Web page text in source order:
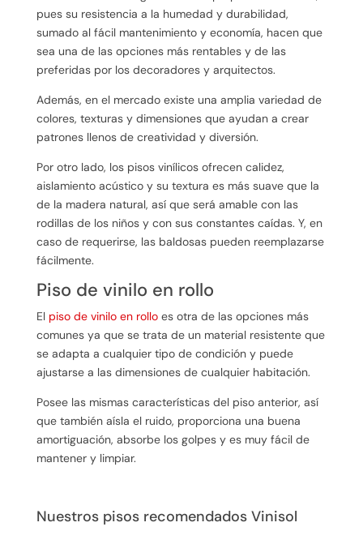
pues su resistencia a la humedad y durabilidad,
sumado al fácil mantenimiento y economía, hacen que
sea una de las opciones más rentables y de las
preferidas por los decoradores y arquitectos.
Además, en el mercado existe una amplia variedad de
colores, texturas y dimensiones que ayudan a crear
patrones llenos de creatividad y diversión.
Por otro lado, los pisos vinílicos ofrecen calidez,
aislamiento acústico y su textura es más suave que la
de la madera natural, así que será amable con las
rodillas de los niños y con sus constantes caídas. Y, en
caso de requerirse, las baldosas pueden reemplazarse
fácilmente.
Piso de vinilo en rollo
El piso de vinilo en rolloes otra de las opciones más
comunes ya que se trata de un material resistente que
se adapta a cualquier tipo de condición y puede
ajustarse a las dimensiones de cualquier habitación.
Posee las mismas características del piso anterior, así
que también aísla el ruido, proporciona una buena
amortiguación, absorbe los golpes y es muy fácil de
mantener y limpiar.
Nuestros pisos recomendados Vinisol